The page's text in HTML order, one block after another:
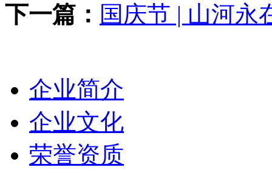
下一篇： 国庆节 | 山河永
企业简介
企业文化
荣誉资质